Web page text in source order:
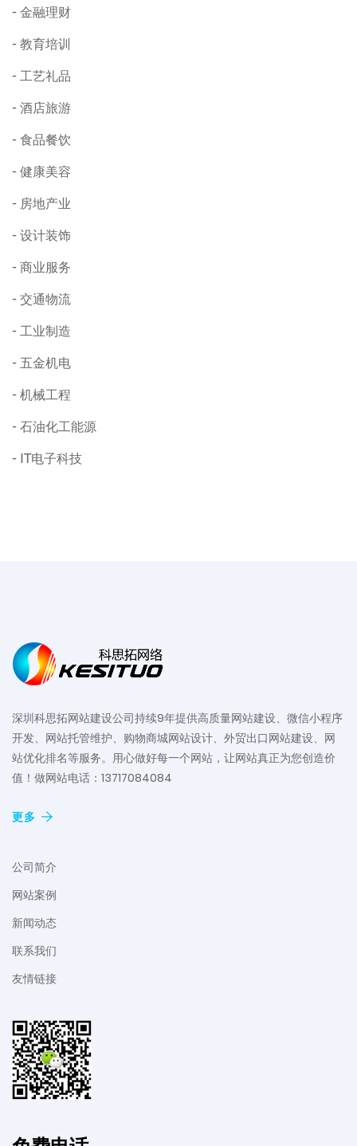
金融理财
教育培训
工艺礼品
酒店旅游
食品餐饮
健康美容
房地产业
设计装饰
商业服务
交通物流
工业制造
五金机电
机械工程
石油化工能源
IT电子科技
深圳科思拓网站建设公司持续9年提供高质量网站建设、微信小程序
开发、网站托管维护、购物商城网站设计、外贸出口网站建设、网
站优化排名等服务。用心做好每一个网站，让网站真正为您创造价
值！做网站电话：13717084084
更多
公司简介
网站案例
新闻动态
联系我们
友情链接